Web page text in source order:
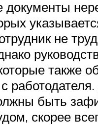
не
также
быть
скорее